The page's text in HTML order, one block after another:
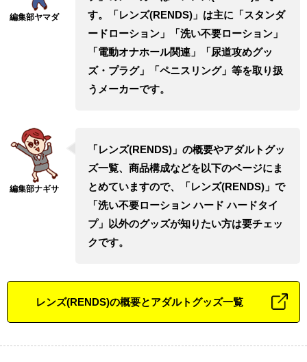
す。「レンズ(RENDS)」は主に「スタンダ
ードローション」「洗い不要ローション」
「電動オナホール関連」「尿道攻めグッ
ズ・プラグ」「ペニスリング」等を取り扱
うメーカーです。
「レンズ(RENDS)」の概要やアダルトグッ
ズ一覧、商品構成などを以下のページにま
とめていますので、「レンズ(RENDS)」で
「洗い不要ローション ハード ハードタイ
プ」以外のグッズが知りたい方は要チェッ
クです。
レンズ(RENDS)の概要とアダルトグッズ一覧